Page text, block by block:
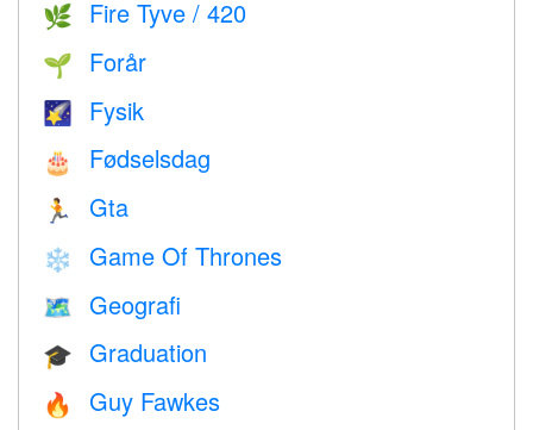
🌿 Fire Tyve / 420
🌱 Forår
🌠 Fysik
🎂 Fødselsdag
🏃 Gta
❄️ Game Of Thrones
🗺 Geografi
🎓 Graduation
🔥 Guy Fawkes